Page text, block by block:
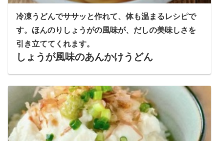
冷凍うどんでササッと作れて、体も温まるレシピで
す。ほんのりしょうがの風味が、だしの美味しさを
引き立ててくれます。
しょうが風味のあんかけうどん